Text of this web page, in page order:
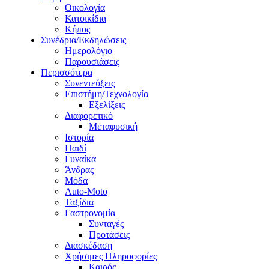
Οικολογία
Κατοικίδια
Κήπος
Συνέδρια/Εκδηλώσεις
Ημερολόγιο
Παρουσιάσεις
Περισσότερα
Συνεντεύξεις
Επιστήμη/Τεχνολογία
Εξελίξεις
Διαφορετικό
Μεταφυσική
Ιστορία
Παιδί
Γυναίκα
Άνδρας
Μόδα
Auto-Moto
Ταξίδια
Γαστρονομία
Συνταγές
Προτάσεις
Διασκέδαση
Χρήσιμες Πληροφορίες
Καιρός